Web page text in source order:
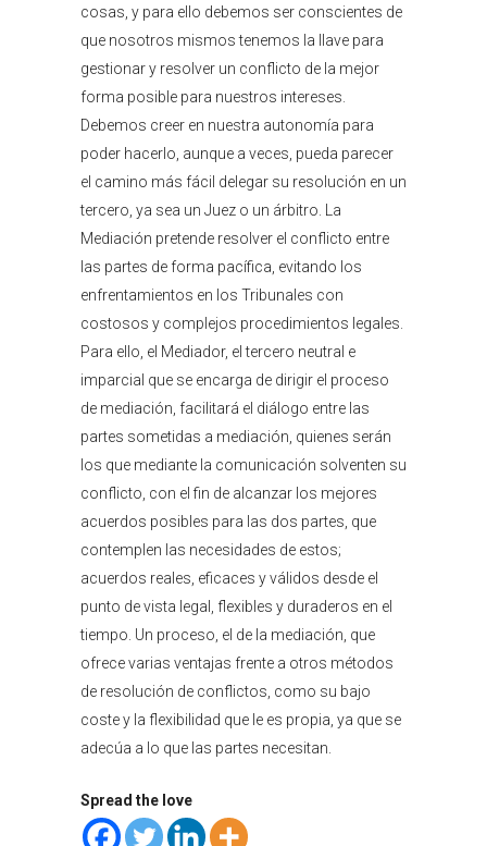
cosas, y para ello debemos ser conscientes de
que nosotros mismos tenemos la llave para
gestionar y resolver un conflicto de la mejor
forma posible para nuestros intereses.
Debemos creer en nuestra autonomía para
poder hacerlo, aunque a veces, pueda parecer
el camino más fácil delegar su resolución en un
tercero, ya sea un Juez o un árbitro. La
Mediación pretende resolver el conflicto entre
las partes de forma pacífica, evitando los
enfrentamientos en los Tribunales con
costosos y complejos procedimientos legales.
Para ello, el Mediador, el tercero neutral e
imparcial que se encarga de dirigir el proceso
de mediación, facilitará el diálogo entre las
partes sometidas a mediación, quienes serán
los que mediante la comunicación solventen su
conflicto, con el fin de alcanzar los mejores
acuerdos posibles para las dos partes, que
contemplen las necesidades de estos;
acuerdos reales, eficaces y válidos desde el
punto de vista legal, flexibles y duraderos en el
tiempo. Un proceso, el de la mediación, que
ofrece varias ventajas frente a otros métodos
de resolución de conflictos, como su bajo
coste y la flexibilidad que le es propia, ya que se
adecúa a lo que las partes necesitan.
Spread the love